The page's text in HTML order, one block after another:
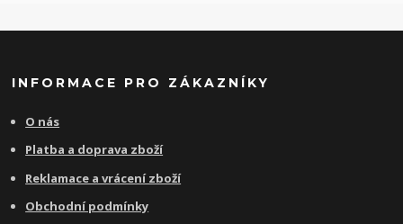
INFORMACE PRO ZÁKAZNÍKY
O nás
Platba a doprava zboží
Reklamace a vrácení zboží
Obchodní podmínky